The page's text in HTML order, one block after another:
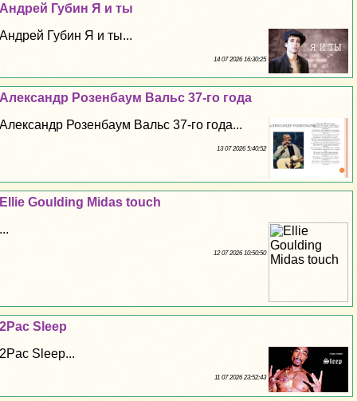
Андрей Губин Я и ты
Андрей Губин Я и ты...
14 07 2026 16:30:25
Александр Розенбаум Вальс 37-го года
Александр Розенбаум Вальс 37-го года...
13 07 2026 5:40:52
Ellie Goulding Midas touch
...
12 07 2026 10:50:50
2Pac Sleep
2Pac Sleep...
11 07 2026 23:52:43